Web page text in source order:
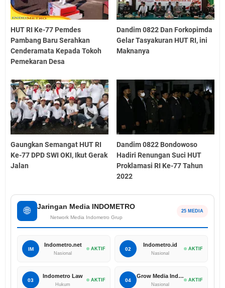
HUT RI Ke-77 Pemdes
Pambang Baru Serahkan
Cenderamata Kepada Tokoh
Pemekaran Desa
Dandim 0822 Dan Forkopimda
Gelar Tasyakuran HUT RI, ini
Maknanya
Gaungkan Semangat HUT RI
Ke-77 DPD SWI OKI, Ikut Gerak
Jalan
Dandim 0822 Bondowoso
Hadiri Renungan Suci HUT
Proklamasi RI Ke-77 Tahun
2022
🌐 Jaringan Media INDOMETRO
Network Media Indometro Grup
25 MEDIA
IM
Indometro.net
Nasional
AKTIF 02
Indometro.id
Nasional
AKTIF
03
Indometro Law
Hukum
AKTIF 04
Grow Media Indonesia
Nasional
AKTIF